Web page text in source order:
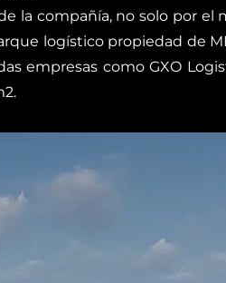
la compañía, no solo por el
logístico propiedad de
empresas como GXO